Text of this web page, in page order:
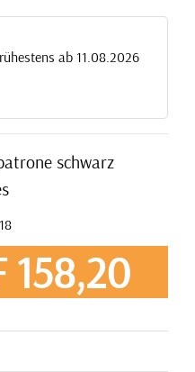
ab 11.08.2026
schwarz
158,20